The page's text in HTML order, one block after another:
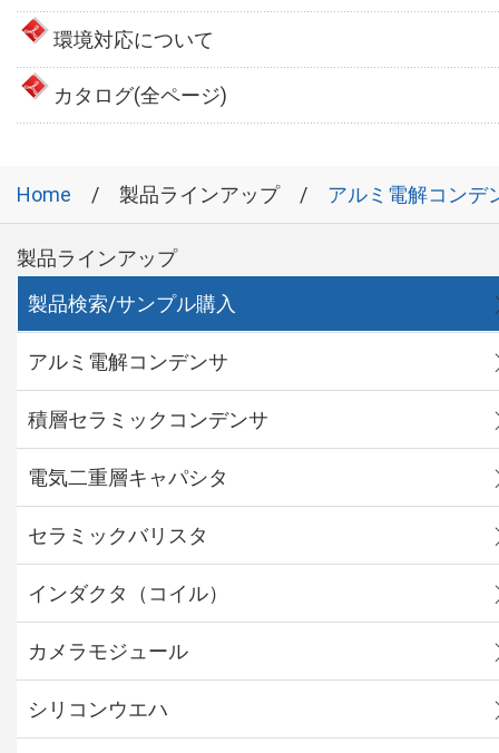
環境対応について
カタログ(全ページ)
Home 製品ラインアップ アルミ電解コンデ
製品ラインアップ
製品検索/サンプル購入
アルミ電解コンデンサ
積層セラミックコンデンサ
電気二重層キャパシタ
セラミックバリスタ
インダクタ（コイル）
カメラモジュール
シリコンウエハ